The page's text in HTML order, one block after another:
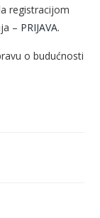
registracijom
– PRIJAVA.
o budućnosti